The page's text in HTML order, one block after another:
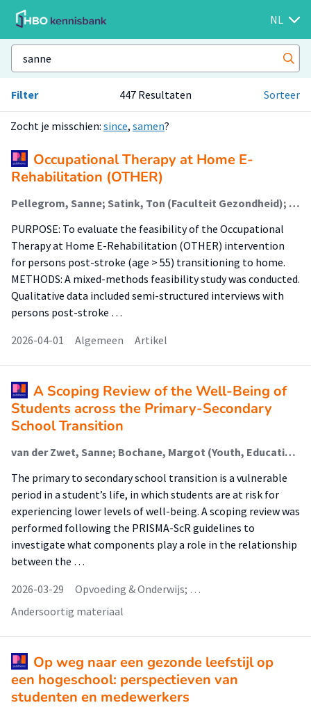
NL
Filter 447 Resultaten Sorteer
Zocht je misschien: since, samen?
Occupational Therapy at Home E-
Rehabilitation (OTHER)
Pellegrom, Sanne; Satink, Ton (Faculteit Gezondheid); van Hartingsveldt, Margo (Faculteit Gezondheid); Graff, Maud; Buurman, Bianca; Pol, Margriet (Faculteit Gezondheid)
PURPOSE: To evaluate the feasibility of the Occupational
Therapy at Home E-Rehabilitation (OTHER) intervention
for persons post-stroke (age > 55) transitioning to home.
METHODS: A mixed-methods feasibility study was conducted.
Qualitative data included semi-structured interviews with
persons post-stroke …
2026-04-01
Algemeen Artikel
A Scoping Review of the Well-Being of
Students across the Primary-Secondary
School Transition
van der Zwet, Sanne; Bochane, Margot (Youth, Education And Society); Steenbeek, Henderien (Youth, Education And Society); Minnaert, Alexander; Luinge, Margreet (Youth, Education And Society)
The primary to secondary school transition is a vulnerable
period in a student’s life, in which students are at risk for
experiencing lower levels of well-being. A scoping review was
performed following the PRISMA-ScR guidelines to
investigate what components play a role in the relationship
between the …
2026-03-29
Opvoeding & Onderwijs; …
Andersoortig materiaal
Op weg naar een gezonde leefstijl op
een hogeschool: perspectieven van
studenten en medewerkers